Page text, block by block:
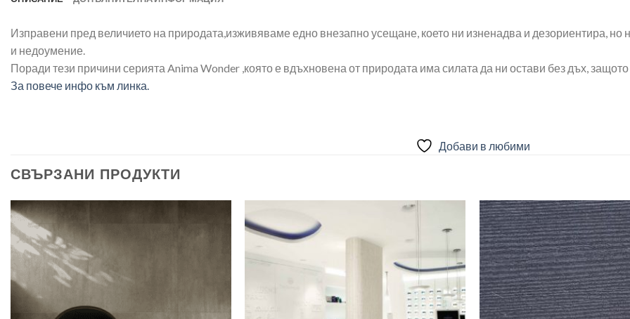
Изправени пред величието на природата,изживяваме едно внезапно усещане, което ни изненадва и дезориентира, но
и недоумение.
Поради тези причини серията Anima Wonder ,която е вдъхновена от природата има силата да ни остави без дъх,
За повече инфо към линка.
Добави в любими
СВЪРЗАНИ ПРОДУКТИ
в